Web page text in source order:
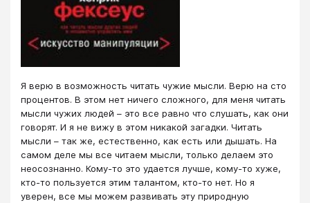
Я верю в возможность читать чужие мысли. Верю на сто
процентов. В этом нет ничего сложного, для меня читать
мысли чужих людей – это все равно что слушать, как они
говорят. И я не вижу в этом никакой загадки. Читать
мысли – так же, естественно, как есть или дышать. На
самом деле мы все читаем мысли, только делаем это
неосознанно. Кому-то это удается лучше, кому-то хуже,
кто-то пользуется этим талантом, кто-то нет. Но я
уверен, все мы можем развивать эту природную